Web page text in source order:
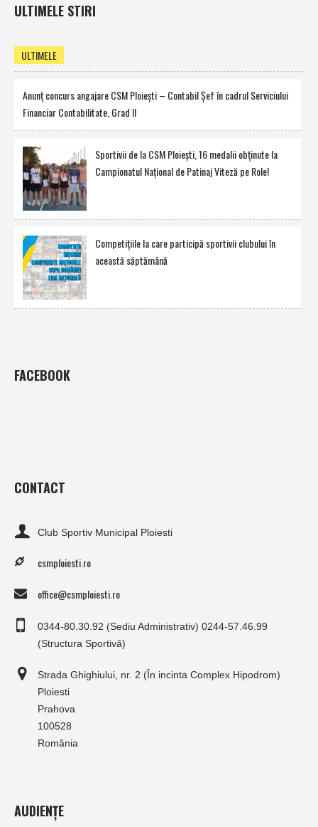
ULTIMELE STIRI
ULTIMELE
Anunţ concurs angajare CSM Ploieşti – Contabil Şef în cadrul Serviciului
Financiar Contabilitate, Grad II
Sportivii de la CSM Ploieşti, 16 medalii obţinute la
Campionatul Naţional de Patinaj Viteză pe Role!
Competiţiile la care participă sportivii clubului în
această săptămână
FACEBOOK
CONTACT
Club Sportiv Municipal Ploiesti
csmploiesti.ro
office@csmploiesti.ro
0344-80.30.92 (Sediu Administrativ) 0244-57.46.99
(Structura Sportivă)
Strada Ghighiului, nr. 2 (În incinta Complex Hipodrom)
Ploiesti
Prahova
100528
România
AUDIENȚE